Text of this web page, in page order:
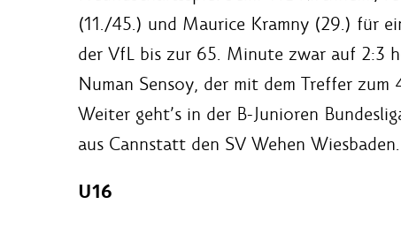
(11./45.) und Maurice Kramny (29.) für
der VfL bis zur 65. Minute zwar auf 2:3
Numan Sensoy, der mit dem Treffer zum
Weiter geht’s in der B-Junioren
aus Cannstatt den SV Wehen Wiesbaden.
U16